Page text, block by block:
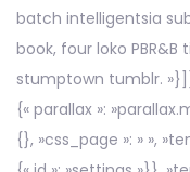
batch intelligentsia
book, four loko
stumptown tumblr.
{« parallax »:
{}, »css_page »: » »,